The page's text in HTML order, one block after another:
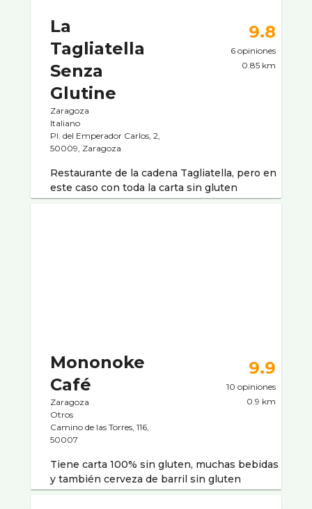
La
Tagliatella
Senza
Glutine
Zaragoza
Italiano
Pl. del Emperador Carlos, 2,
50009, Zaragoza
9.8
6 opiniones
0.85 km
Restaurante de la cadena Tagliatella, pero en
este caso con toda la carta sin gluten
Mononoke
Café
Zaragoza
Otros
Camino de las Torres, 116,
50007
9.9
10 opiniones
0.9 km
Tiene carta 100% sin gluten, muchas bebidas
y también cerveza de barril sin gluten